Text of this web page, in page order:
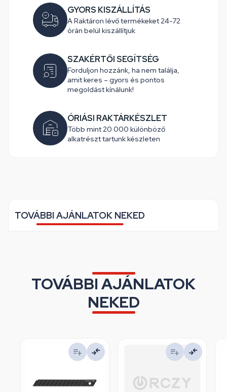
GYORS KISZÁLLÍTÁS
A Raktáron lévő termékeket 24-72
órán belül kiszállítjuk
SZAKÉRTŐI SEGÍTSÉG
Forduljon hozzánk, ha nem találja,
amit keres – gyors és pontos
megoldást kínálunk!
ÓRIÁSI RAKTÁRKÉSZLET
Több mint 20 000 különböző
alkatrészt tartunk készleten
TOVÁBBI AJÁNLATOK NEKED
TOVÁBBI AJÁNLATOK
NEKED